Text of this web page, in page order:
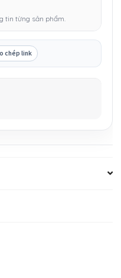
tin từng sản phẩm.
chép link